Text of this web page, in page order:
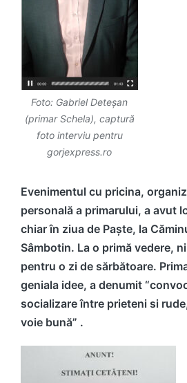
Foto: Gabriel Deteșan
(primar Schela), captură
foto interviu pentru
gorjexpress.ro
Evenimentul cu pricina,
personală a primarului, a avut
chiar în ziua de Paște, la
Sâmbotin. La o primă vedere,
pentru o zi de sărbătoare.
geniala idee, a denumit
socializare între prieteni si
voie bună” .